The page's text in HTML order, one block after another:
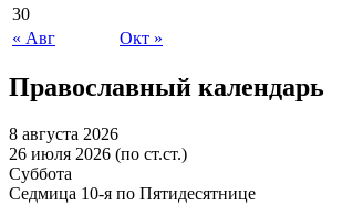
« Авг Окт »
30
Православный календарь
8 августа 2026
26 июля 2026 (по ст.ст.)
Суббота
Седмица 10-я по Пятидесятнице